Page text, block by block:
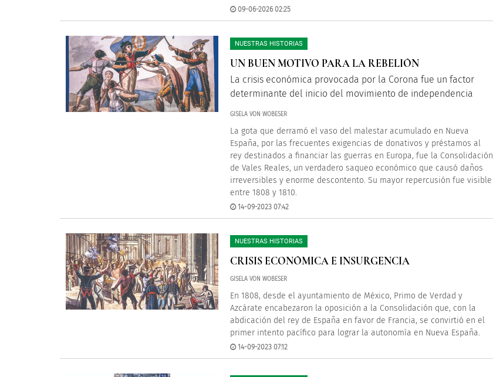
09-06-2026 02:25
NUESTRAS HISTORIAS
UN BUEN MOTIVO PARA LA REBELIÓN
La crisis económica provocada por la Corona fue un factor
determinante del inicio del movimiento de independencia
GISELA VON WOBESER
La gota que derramó el vaso del malestar acumulado en Nueva
España, por las frecuentes exigencias de donativos y préstamos al
rey destinados a financiar las guerras en Europa, fue la Consolidación
de Vales Reales, un verdadero saqueo económico que causó daños
irreversibles y enorme descontento. Su mayor repercusión fue visible
entre 1808 y 1810.
14-09-2023 07:42
NUESTRAS HISTORIAS
CRISIS ECONÓMICA E INSURGENCIA
GISELA VON WOBESER
En 1808, desde el ayuntamiento de México, Primo de Verdad y
Azcárate encabezaron la oposición a la Consolidación que, con la
abdicación del rey de España en favor de Francia, se convirtió en el
primer intento pacífico para lograr la autonomía en Nueva España.
14-09-2023 07:12